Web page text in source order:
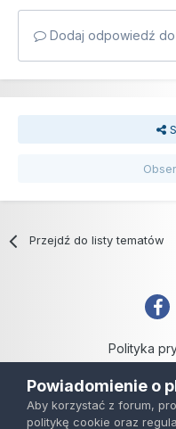
Dodaj odpowiedź do
Przejdź do listy tematów
Polityka
Powered
Powiadomienie o
Aby korzystać z forum,
politykę cookie oraz